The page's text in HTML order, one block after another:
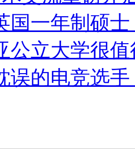
国一年制硕
公立大学很值
误的电竞选